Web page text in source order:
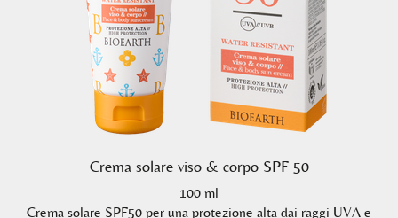
Crema solare viso & corpo SPF 50
100 ml
Crema solare SPF50 per una protezione alta dai raggi UVA e